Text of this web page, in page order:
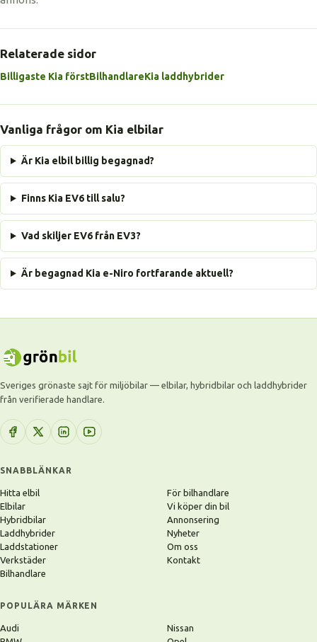
Relaterade sidor
Billigaste Kia förstBilhandlareKia laddhybrider
Vanliga frågor om Kia elbilar
Är Kia elbil billig begagnad?
Finns Kia EV6 till salu?
Vad skiljer EV6 från EV3?
Är begagnad Kia e-Niro fortfarande aktuell?
Sveriges grönaste sajt för miljöbilar — elbilar, hybridbilar och laddhybrider
från verifierade handlare.
SNABBLÄNKAR
Hitta elbil
Elbilar
Hybridbilar
Laddhybrider
Laddstationer
Verkstäder
Bilhandlare
För bilhandlare
Vi köper din bil
Annonsering
Nyheter
Om oss
Kontakt
POPULÄRA MÄRKEN
Audi
Nissan